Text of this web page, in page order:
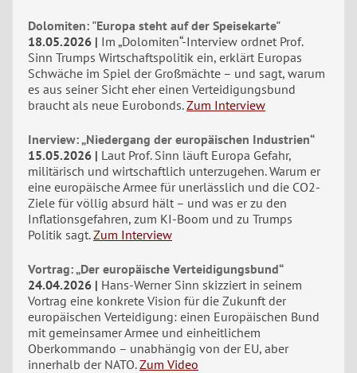
Dolomiten: "Europa steht auf der Speisekarte"
18.05.2026
Im „Dolomiten“-Interview ordnet Prof.
Sinn Trumps Wirtschaftspolitik ein, erklärt Europas
Schwäche im Spiel der Großmächte – und sagt, warum
es aus seiner Sicht eher einen Verteidigungsbund
braucht als neue Eurobonds. Zum Interview
Inerview: „Niedergang der europäischen Industrien“
15.05.2026
Laut Prof. Sinn läuft Europa Gefahr,
militärisch und wirtschaftlich unterzugehen. Warum er
eine europäische Armee für unerlässlich und die CO2-
Ziele für völlig absurd hält – und was er zu den
Inflationsgefahren, zum KI-Boom und zu Trumps
Politik sagt. Zum Interview
Vortrag: „Der europäische Verteidigungsbund“
24.04.2026
Hans-Werner Sinn skizziert in seinem
Vortrag eine konkrete Vision für die Zukunft der
europäischen Verteidigung: einen Europäischen Bund
mit gemeinsamer Armee und einheitlichem
Oberkommando – unabhängig von der EU, aber
innerhalb der NATO. Zum Video